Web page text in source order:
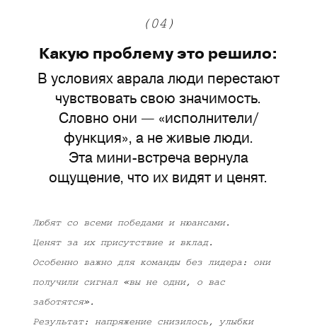
(04)
Какую проблему это решило:
В условиях аврала люди перестают
чувствовать свою значимость.
Словно они — «исполнители/
функция», а не живые люди.
Эта мини-встреча вернула
ощущение, что их видят и ценят.
Любят со всеми победами и нюансами.
Ценят за их присутствие и вклад.
Особенно важно для команды без лидера: они
получили сигнал «вы не одни, о вас
заботятся».
Результат: напряжение снизилось, улыбки